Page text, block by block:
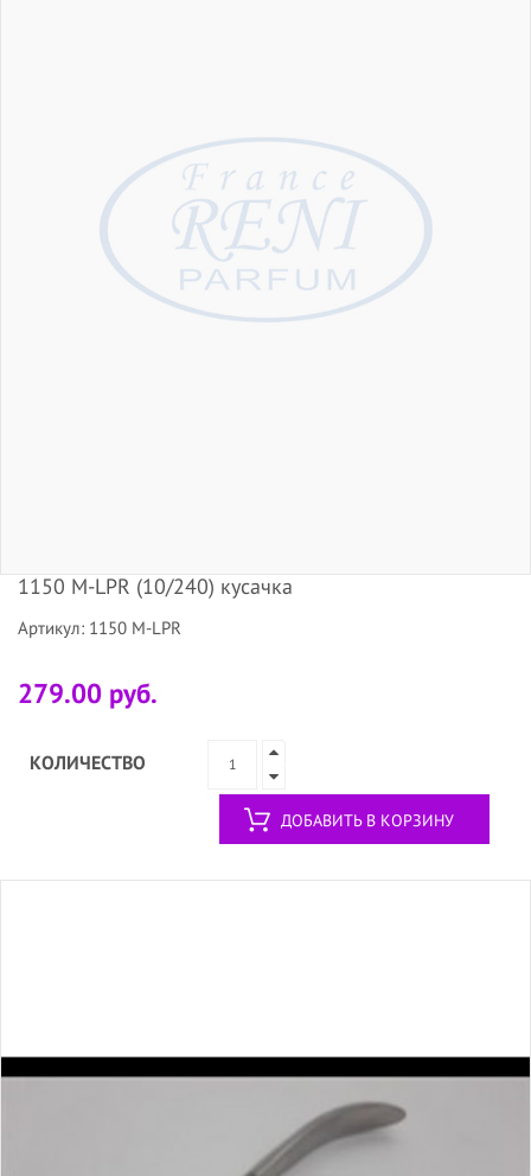
1150 М-LPR (10/240) кусачка
Артикул: 1150 М-LPR
279.00 руб.
КОЛИЧЕСТВО
ДОБАВИТЬ В КОРЗИНУ